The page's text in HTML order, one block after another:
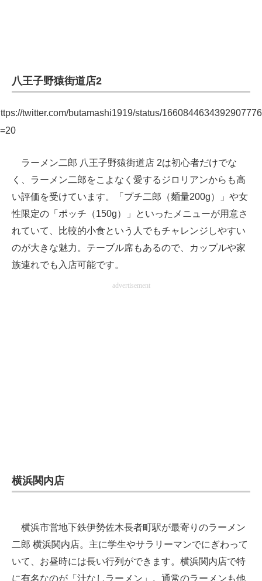
八王子野猿街道店2
twitter.com/butamashi1919/status/
ラーメン二郎 八王子野猿街道店 2は初心者だけでな
く、ラーメン二郎をこよなく愛するジロリアンからも高
い評価を受けています。「プチ二郎（麺量200g）」や女
性限定の「ポッチ（150g）」といったメニューが用意さ
れていて、比較的小食という人でもチャレンジしやすい
のが大きな魅力。テーブル席もあるので、カップルや家
族連れでも入店可能です。
advertisement
横浜関内店
横浜市営地下鉄伊勢佐木長者町駅が最寄りのラーメン
二郎 横浜関内店。主に学生やサラリーマンでにぎわって
いて、お昼時には長い行列ができます。横浜関内店で特
に有名なのが「汁なしラーメン」。通常のラーメンも他